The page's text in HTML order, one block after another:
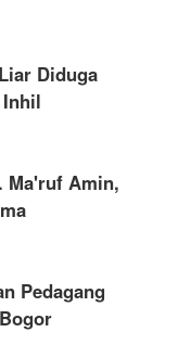
Diduga
Inhil
Ma'ruf Amin,
Pedagang